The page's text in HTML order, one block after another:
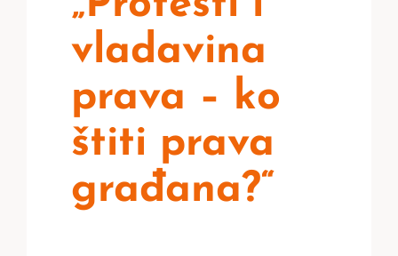
vladavina
prava – ko
štiti prava
građana?“